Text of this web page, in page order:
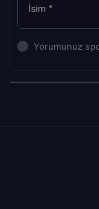
Yorumunuz